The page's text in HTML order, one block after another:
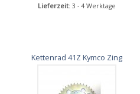
Lieferzeit: 3 - 4 Werktage
Kettenrad 41Z Kymco Zing